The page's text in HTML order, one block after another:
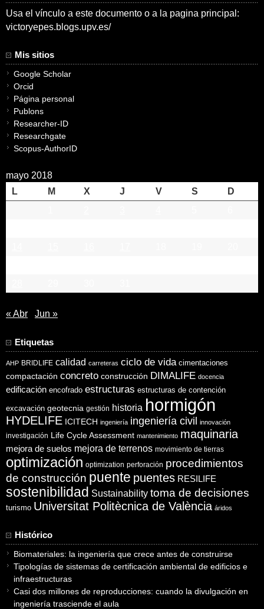
Usa el vínculo a este documento o a la pagina principal:
victoryepes.blogs.upv.es/
Mis sitios
Google Scholar
Orcid
Página personal
Publons
Researcher-ID
Researchgate
Scopus-AuthorID
mayo 2018
L
M X J V S
D
« Abr Jun »
Etiquetas
AHP BRIDLIFE calidad carreteras ciclo de vida cimentaciones
compactación concreto construcción DIMALIFE docencia
edificación encofrado estructuras estructuras de contención
excavación geotecnia gestión historia hormigón
HYDELIFE ICITECH ingeniería ingeniería civil innovación
investigación Life Cycle Assessment mantenimiento maquinaria
mejora de suelos mejora de terrenos movimiento de tierras
optimización optimization perforación procedimientos
de construcción puente puentes RESILIFE
sostenibilidad Sustainability toma de decisiones
turismo Universitat Politècnica de València áridos
Histórico
Biomateriales: la ingeniería que crece antes de construirse
Tipologías de sistemas de certificación ambiental de edificios e
infraestructuras
Casi dos millones de reproducciones: cuando la divulgación en
ingeniería trasciende el aula